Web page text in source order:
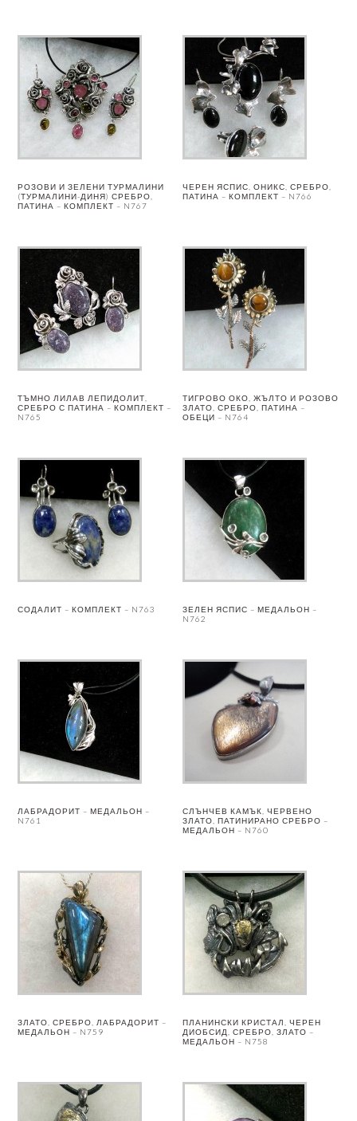
РОЗОВИ И ЗЕЛЕНИ ТУРМАЛИНИ
(ТУРМАЛИНИ-ДИНЯ) СРЕБРО,
ПАТИНА – КОМПЛЕКТ – N767
ЧЕРЕН ЯСПИС, ОНИКС, СРЕБРО,
ПАТИНА – КОМПЛЕКТ – N766
ТЪМНО ЛИЛАВ ЛЕПИДОЛИТ,
СРЕБРО С ПАТИНА – КОМПЛЕКТ –
N765
ТИГРОВО ОКО, ЖЪЛТО И РОЗОВО
ЗЛАТО, СРЕБРО, ПАТИНА –
ОБЕЦИ – N764
СОДАЛИТ – КОМПЛЕКТ – N763
ЗЕЛЕН ЯСПИС – МЕДАЛЬОН –
N762
ЛАБРАДОРИТ – МЕДАЛЬОН –
N761
СЛЪНЧЕВ КАМЪК, ЧЕРВЕНО
ЗЛАТО, ПАТИНИРАНО СРЕБРО –
МЕДАЛЬОН – N760
ЗЛАТО, СРЕБРО, ЛАБРАДОРИТ –
МЕДАЛЬОН – N759
ПЛАНИНСКИ КРИСТАЛ, ЧЕРЕН
ДИОБСИД, СРЕБРО, ЗЛАТО –
МЕДАЛЬОН – N758